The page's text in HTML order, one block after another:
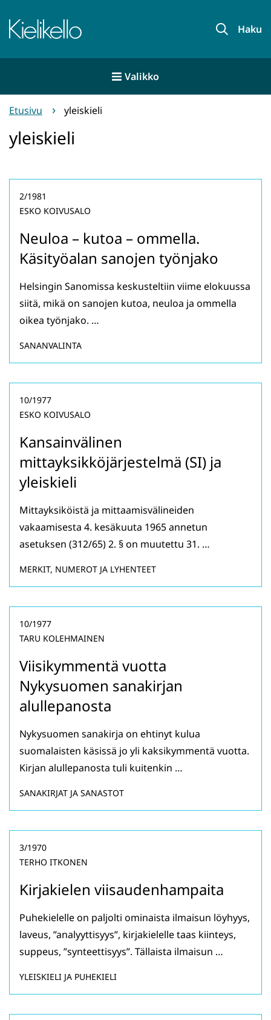
sisältöön
Etusivu Haku
Valikko
Etusivu yleiskieli
yleiskieli
Neuloa – kutoa – ommella.
Käsityöalan sanojen työnjako
2/1981
ESKO KOIVUSALO
Helsingin Sanomissa keskusteltiin viime elokuussa
siitä, mikä on sanojen kutoa, neuloa ja ommella
oikea työnjako. …
SANANVALINTA
Kansainvälinen
mittayksikköjärjestelmä (SI) ja
yleiskieli
10/1977
ESKO KOIVUSALO
Mittayksiköistä ja mittaamisvälineiden
vakaamisesta 4. kesäkuuta 1965 annetun
asetuksen (312/65) 2. § on muutettu 31. …
MERKIT, NUMEROT JA LYHENTEET
Viisikymmentä vuotta
Nykysuomen sanakirjan
alullepanosta
10/1977
TARU KOLEHMAINEN
Nykysuomen sanakirja on ehtinyt kulua
suomalaisten käsissä jo yli kaksikymmentä vuotta.
Kirjan alullepanosta tuli kuitenkin …
SANAKIRJAT JA SANASTOT
Kirjakielen viisaudenhampaita
3/1970
TERHO ITKONEN
Puhekielelle on paljolti ominaista ilmaisun löyhyys,
laveus, ”analyyttisyys”, kirjakielelle taas kiinteys,
suppeus, ”synteettisyys”. Tällaista ilmaisun …
YLEISKIELI JA PUHEKIELI